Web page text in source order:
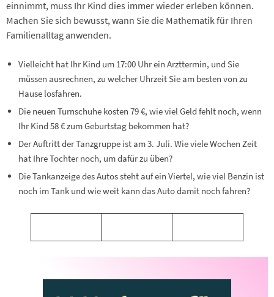
einnimmt, muss Ihr Kind dies immer wieder erleben können.
Machen Sie sich bewusst, wann Sie die Mathematik für Ihren
Familienalltag anwenden.
Vielleicht hat Ihr Kind um 17:00 Uhr ein Arzttermin, und Sie
müssen ausrechnen, zu welcher Uhrzeit Sie am besten von zu
Hause losfahren.
Die neuen Turnschuhe kosten 79 €, wie viel Geld fehlt noch, wenn
Ihr Kind 58 € zum Geburtstag bekommen hat?
Der Auftritt der Tanzgruppe ist am 3. Juli. Wie viele Wochen Zeit
hat Ihre Tochter noch, um dafür zu üben?
Die Tankanzeige des Autos steht auf ein Viertel, wie viel Benzin ist
noch im Tank und wie weit kann das Auto damit noch fahren?